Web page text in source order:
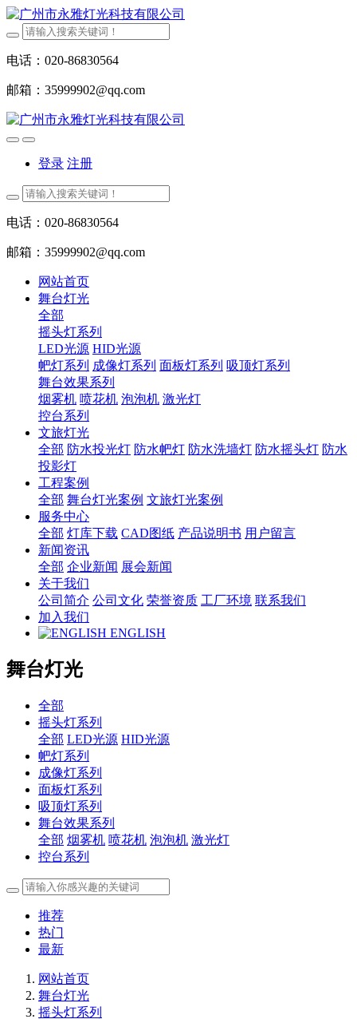
电话：020-86830564
邮箱：35999902@qq.com
登录 注册
电话：020-86830564
邮箱：35999902@qq.com
网站首页
舞台灯光
全部
摇头灯系列
LED光源 HID光源
帊灯系列 成像灯系列 面板灯系列 吸顶灯系列
舞台效果系列
烟雾机 喷花机 泡泡机 激光灯
控台系列
文旅灯光
全部 防水投光灯 防水帊灯 防水洗墙灯 防水摇头灯 防水
投影灯
工程案例
全部 舞台灯光案例 文旅灯光案例
服务中心
全部 灯库下载 CAD图纸 产品说明书 用户留言
新闻资讯
全部 企业新闻 展会新闻
关于我们
公司简介 公司文化 荣誉资质 工厂环境 联系我们
加入我们
ENGLISH
舞台灯光
全部
摇头灯系列
全部 LED光源 HID光源
帊灯系列
成像灯系列
面板灯系列
吸顶灯系列
舞台效果系列
全部 烟雾机 喷花机 泡泡机 激光灯
控台系列
推荐
热门
最新
网站首页
舞台灯光
摇头灯系列